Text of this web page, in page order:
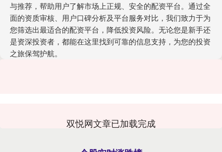
与推荐，帮助用户了解市场上正规、安全的配资平台。通过全
面的资质审核、用户口碑分析及平台服务对比，我们致力于为
您筛选出最适合的配资平台，降低投资风险。无论您是新手还
是资深投资者，都能在这里找到可靠的信息支持，为您的投资
之旅保驾护航。
双悦网文章已加载完成